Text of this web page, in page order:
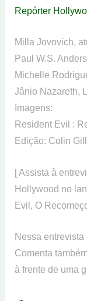
Repórter
Milla Jovovich,
Paul W.S.
Michelle
Jânio Nazareth,
Imagens:
Resident Evil :
Edição: Colin
[ Assista à
Hollywood no
Evil, O
Nessa
Comenta
à frente de uma